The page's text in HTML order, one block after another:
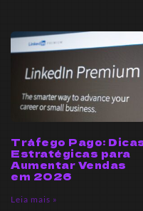
Tráfego Pago:
Estratégicas para
Aumentar Vendas
em 2026
Leia mais »